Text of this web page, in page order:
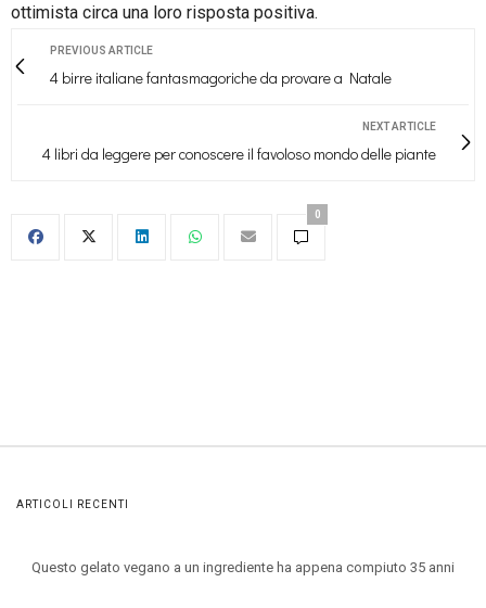
ottimista circa una loro risposta positiva.
PREVIOUS ARTICLE
4 birre italiane fantasmagoriche da provare a Natale
NEXT ARTICLE
4 libri da leggere per conoscere il favoloso mondo delle piante
0
ARTICOLI RECENTI
Questo gelato vegano a un ingrediente ha appena compiuto 35 anni